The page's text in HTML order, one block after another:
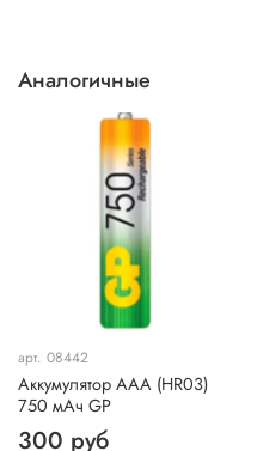
Аналогичные
арт. 08442
Аккумулятор AAA (HR03)
750 мАч GP
300 руб